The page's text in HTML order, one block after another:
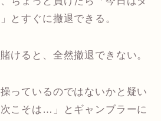
とすぐに撤退できる。
けると、全然撤退できない。
っているのではないかと疑い
こそは…」とギャンブラーに